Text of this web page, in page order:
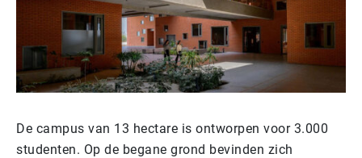
De campus van 13 hectare is ontworpen voor 3.000
studenten. Op de begane grond bevinden zich